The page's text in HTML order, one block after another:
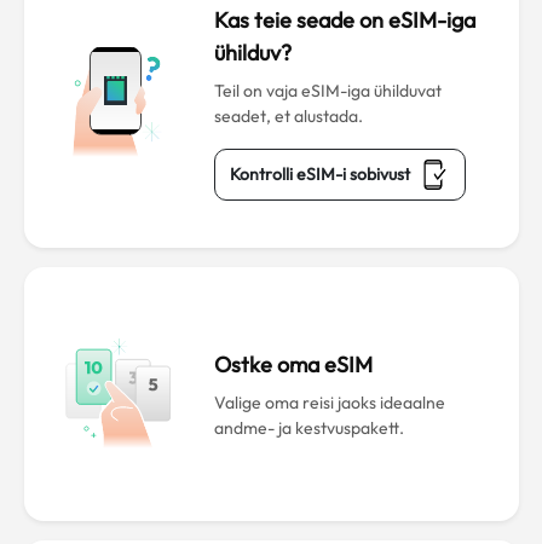
Kas teie seade on eSIM-iga
ühilduv?
Teil on vaja eSIM-iga ühilduvat
seadet, et alustada.
Kontrolli eSIM-i sobivust
Ostke oma eSIM
Valige oma reisi jaoks ideaalne
andme- ja kestvuspakett.